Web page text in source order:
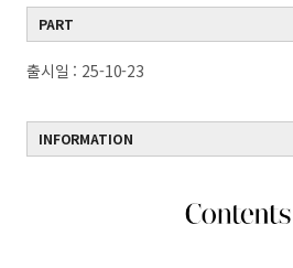
PART
출시일 : 25-10-23
INFORMATION